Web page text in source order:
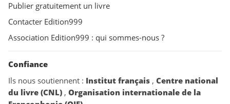
Publier gratuitement un livre
Contacter Edition999
Association Edition999 : qui sommes-nous ?
Confiance
Ils nous soutiennent : Institut français , Centre national
du livre (CNL) , Organisation internationale de la